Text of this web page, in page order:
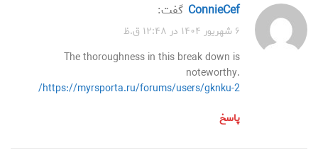
ConnieCef گفت:
۶ شهریور ۱۴۰۴ در ۱۲:۴۸ ق.ظ
The thoroughness in this break down is
noteworthy.
https://myrsporta.ru/forums/users/gknku-2/
پاسخ